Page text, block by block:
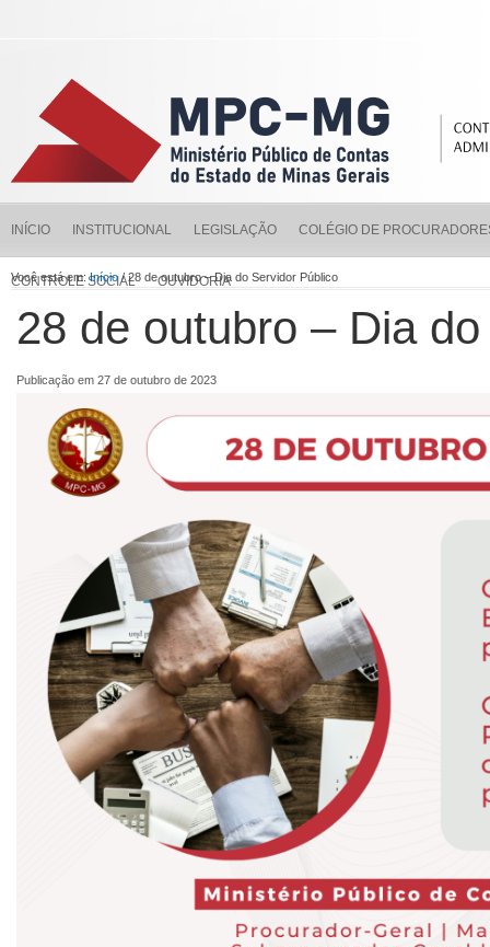
INÍCIO INSTITUCIONAL LEGISLAÇÃO COLÉGIO DE
CONTROLE SOCIAL OUVIDORIA
Você está em:Início/ 28 de outubro – Dia do Servidor Público
28 de outubro – Dia
Publicação em 27 de outubro de 2023